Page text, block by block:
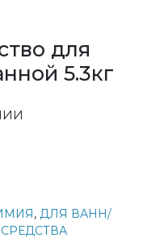
для
5.3кг
, ДЛЯ ВАНН/